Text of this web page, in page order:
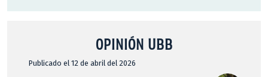
OPINIÓN UBB
Publicado el 12 de abril del 2026